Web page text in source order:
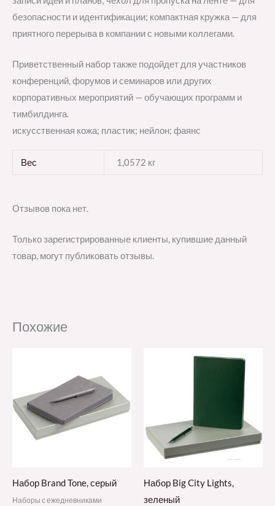
безопасности и идентификации; компактная кружка — для
приятного перерыва в компании с новыми коллегами.
Приветственный набор также подойдет для участников
конференций, форумов и семинаров или других
корпоративных мероприятий — обучающих программ и
тимбилдинга.
искусственная кожа; пластик; нейлон; фаянс
Вес 1,0572 кг
Отзывов пока нет.
Только зарегистрированные клиенты, купившие данный
товар, могут публиковать отзывы.
Похожие
Набор Brand Tone, серый
Наборы с ежедневниками
Набор Big City Lights,
зеленый